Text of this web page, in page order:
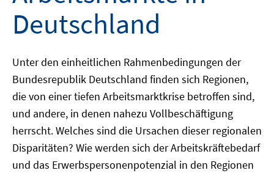
Deutschland
Unter den einheitlichen Rahmenbedingungen der
Bundesrepublik Deutschland finden sich Regionen,
die von einer tiefen Arbeitsmarktkrise betroffen sind,
und andere, in denen nahezu Vollbeschäftigung
herrscht. Welches sind die Ursachen dieser regionalen
Disparitäten? Wie werden sich der Arbeitskräftebedarf
und das Erwerbspersonenpotenzial in den Regionen